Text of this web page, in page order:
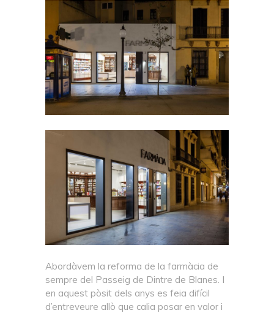
Abordàvem la reforma de la farmàcia de
sempre del Passeig de Dintre de Blanes. I
en aquest pòsit dels anys es feia difícil
d’entreveure allò que calia posar en valor i